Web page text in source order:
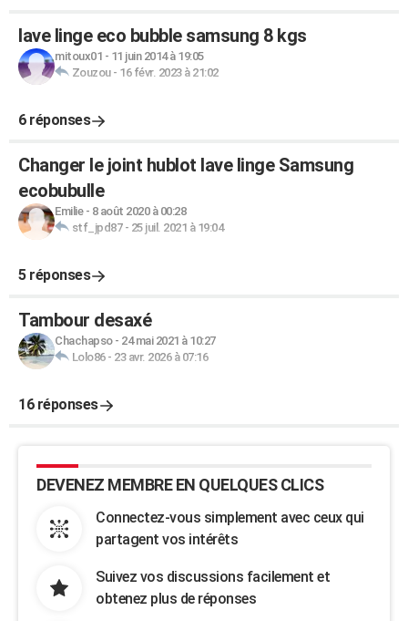
lave linge eco bubble samsung 8 kgs
mitoux01 - 11 juin 2014 à 19:05
Zouzou- 16 févr. 2023 à 21:02
6 réponses
Changer le joint hublot lave linge Samsung
ecobubulle
Emilie- 8 août 2020 à 00:28
stf_jpd87- 25 juil. 2021 à 19:04
5 réponses
Tambour desaxé
Chachapso- 24 mai 2021 à 10:27
Lolo86- 23 avr. 2026 à 07:16
16 réponses
DEVENEZ MEMBRE EN QUELQUES CLICS
Connectez-vous simplement avec ceux qui
partagent vos intérêts
Suivez vos discussions facilement et
obtenez plus de réponses